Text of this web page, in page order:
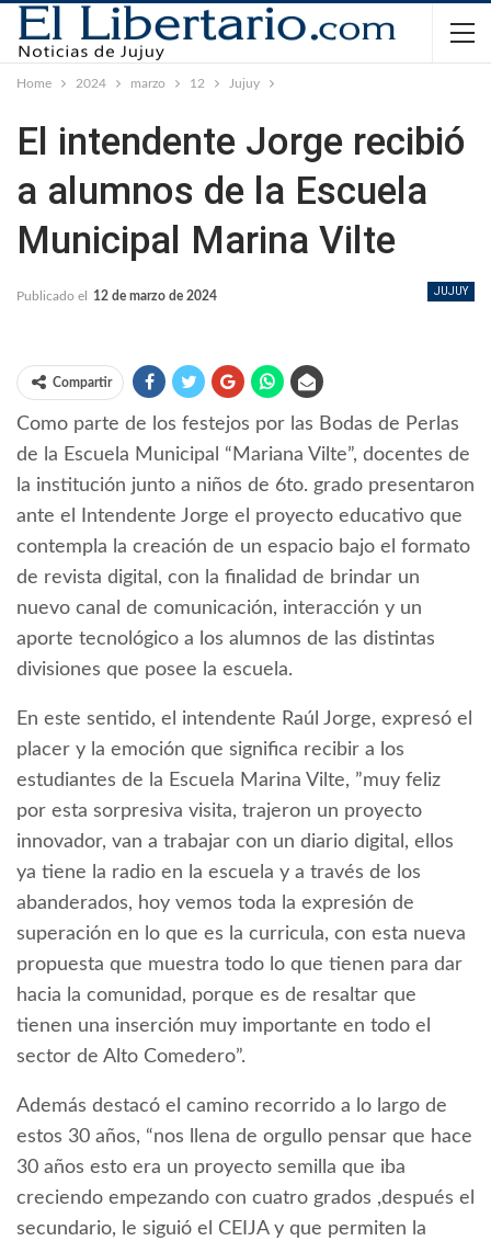
Home 2024 marzo 12 Jujuy
El intendente Jorge recibió
a alumnos de la Escuela
Municipal Marina Vilte
JUJUY
Publicado el 12 de marzo de 2024
Compartir
Como parte de los festejos por las Bodas de Perlas
de la Escuela Municipal “Mariana Vilte”, docentes de
la institución junto a niños de 6to. grado presentaron
ante el Intendente Jorge el proyecto educativo que
contempla la creación de un espacio bajo el formato
de revista digital, con la finalidad de brindar un
nuevo canal de comunicación, interacción y un
aporte tecnológico a los alumnos de las distintas
divisiones que posee la escuela.
En este sentido, el intendente Raúl Jorge, expresó el
placer y la emoción que significa recibir a los
estudiantes de la Escuela Marina Vilte, ”muy feliz
por esta sorpresiva visita, trajeron un proyecto
innovador, van a trabajar con un diario digital, ellos
ya tiene la radio en la escuela y a través de los
abanderados, hoy vemos toda la expresión de
superación en lo que es la curricula, con esta nueva
propuesta que muestra todo lo que tienen para dar
hacia la comunidad, porque es de resaltar que
tienen una inserción muy importante en todo el
sector de Alto Comedero”.
Además destacó el camino recorrido a lo largo de
estos 30 años, “nos llena de orgullo pensar que hace
30 años esto era un proyecto semilla que iba
creciendo empezando con cuatro grados ,después el
secundario, le siguió el CEIJA y que permiten la